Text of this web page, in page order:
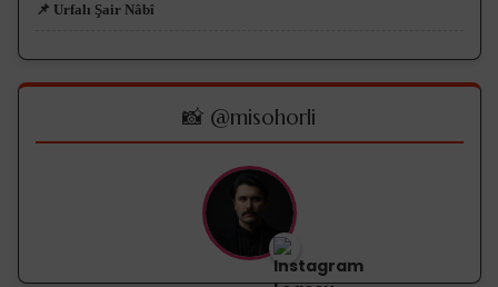
📌 Urfalı Şair Nâbî
📸 @misohorli